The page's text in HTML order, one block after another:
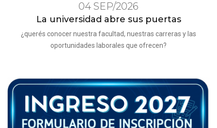
04 SEP/2026
La universidad abre sus puertas
¿querés conocer nuestra facultad, nuestras carreras y las
oportunidades laborales que ofrecen?